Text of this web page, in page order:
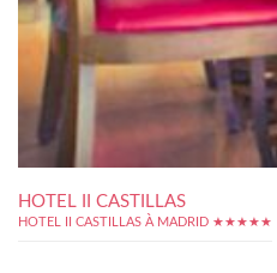
HOTEL II CASTILLAS
HOTEL II CASTILLAS À MADRID ★★★★★